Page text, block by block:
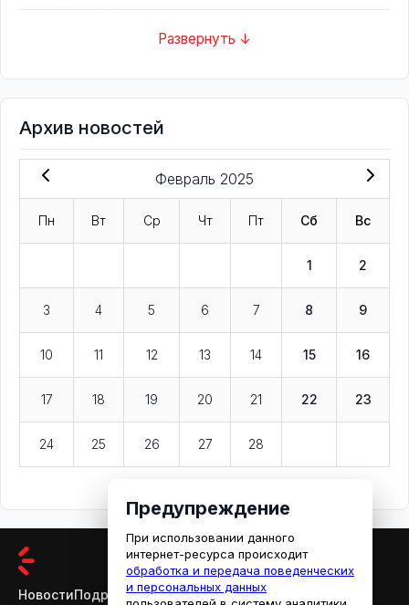
Развернуть ↓
Архив новостей
Февраль 2025
Пн Вт Ср Чт Пт Сб Вс
1 2
3 4 5 6 7 8 9
10 11 12 13 14 15 16
17 18 19 20 21 22 23
24 25 26 27 28
НовостиПодробностиАфишаКино
Предупреждение
При использовании данного
интернет-ресурса происходит
обработка и передача поведенческих
и персональных данных